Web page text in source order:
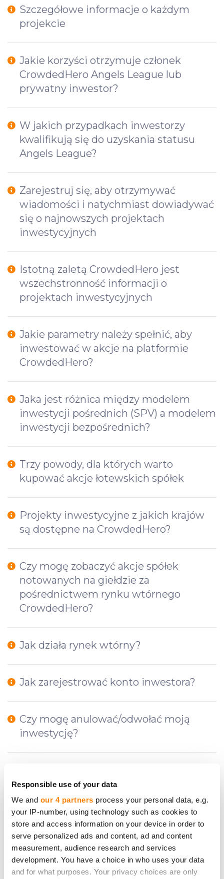
Responsible use of your data
We and our 4 partners process your personal data, e.g.
your IP-number, using technology such as cookies to
store and access information on your device in order to
serve personalized ads and content, ad and content
measurement, audience research and services
development. You have a choice in who uses your data
and for what purposes. Your privacy choices are only
Szczegółowe informacje o każdym
projekcie
Jakie korzyści otrzymuje członek
CrowdedHero Angels League lub
prywatny inwestor?
W jakich przypadkach inwestorzy
kwalifikują się do uzyskania statusu
Angels League?
Zarejestruj się, aby otrzymywać
wiadomości i natychmiast dowiadywać
się o najnowszych projektach
inwestycyjnych
Istotną zaletą CrowdedHero jest
wszechstronność informacji o
projektach inwestycyjnych
Jakie parametry należy spełnić, aby
inwestować w akcje na platformie
CrowdedHero?
Jaka jest różnica między modelem
inwestycji pośrednich (SPV) a modelem
inwestycji bezpośrednich?
Trzy powody, dla których warto
kupować akcje łotewskich spółek
Projekty inwestycyjne z jakich krajów
są dostępne na CrowdedHero?
Czy mogę zobaczyć akcje spółek
notowanych na giełdzie za
pośrednictwem rynku wtórnego
CrowdedHero?
Jak działa rynek wtórny?
Jak zarejestrować konto inwestora?
Czy mogę anulować/odwołać moją
inwestycję?
etapach inwestycji?
Czy CrowdedHero może doradzić mi, w
co inwestować?
Co to jest okres refleksji?